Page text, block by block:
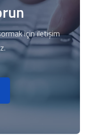
için iletişim